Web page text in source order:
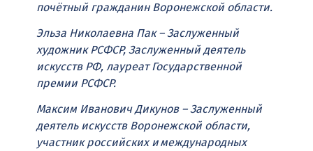
почётный гражданин Воронежской области.
Эльза Николаевна Пак – Заслуженный
художник РСФСР, Заслуженный деятель
искусств РФ, лауреат Государственной
премии РСФСР.
Максим Иванович Дикунов – Заслуженный
деятель искусств Воронежской области,
участник российских и международных